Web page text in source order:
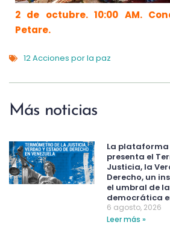
2 de octubre. 10:00 AM.
Petare.
12 Acciones por la paz
Más noticias
La
presenta el
Justicia, la
Derecho, un
el umbral de
democrática
6 agosto, 2026
Leer más »